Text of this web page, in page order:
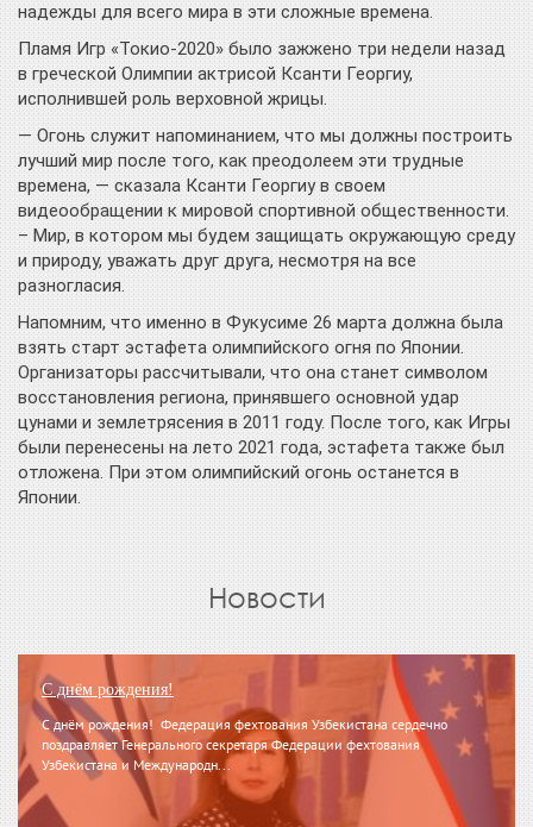
надежды для всего мира в эти сложные времена.
Пламя Игр «Токио-2020» было зажжено три недели назад
в греческой Олимпии актрисой Ксанти Георгиу,
исполнившей роль верховной жрицы.
— Огонь служит напоминанием, что мы должны построить
лучший мир после того, как преодолеем эти трудные
времена, — сказала Ксанти Георгиу в своем
видеообращении к мировой спортивной общественности.
– Мир, в котором мы будем защищать окружающую среду
и природу, уважать друг друга, несмотря на все
разногласия.
Напомним, что именно в Фукусиме 26 марта должна была
взять старт эстафета олимпийского огня по Японии.
Организаторы рассчитывали, что она станет символом
восстановления региона, принявшего основной удар
цунами и землетрясения в 2011 году. После того, как Игры
были перенесены на лето 2021 года, эстафета также был
отложена. При этом олимпийский огонь останется в
Японии.
Новости
С днём рождения!
С днём рождения! Федерация фехтования Узбекистана сердечно
поздравляет Генерального секретаря Федерации фехтования
Узбекистана и Международн...